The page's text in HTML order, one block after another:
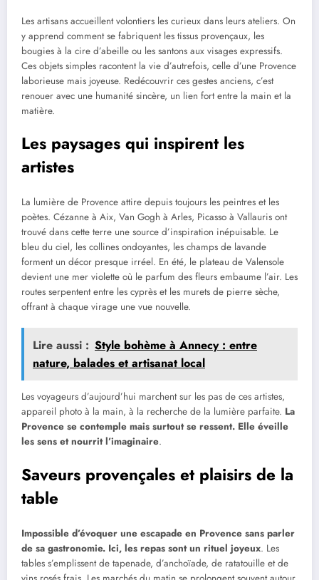
Les artisans accueillent volontiers les curieux dans leurs ateliers. On
y apprend comment se fabriquent les tissus provençaux, les
bougies à la cire d’abeille ou les santons aux visages expressifs.
Ces objets simples racontent la vie d’autrefois, celle d’une Provence
laborieuse mais joyeuse. Redécouvrir ces gestes anciens, c’est
renouer avec une humanité sincère, un lien fort entre la main et la
matière.
Les paysages qui inspirent les
artistes
La lumière de Provence attire depuis toujours les peintres et les
poètes. Cézanne à Aix, Van Gogh à Arles, Picasso à Vallauris ont
trouvé dans cette terre une source d’inspiration inépuisable. Le
bleu du ciel, les collines ondoyantes, les champs de lavande
forment un décor presque irréel. En été, le plateau de Valensole
devient une mer violette où le parfum des fleurs embaume l’air. Les
routes serpentent entre les cyprès et les murets de pierre sèche,
offrant à chaque virage une vue nouvelle.
Lire aussi : Style bohème à Annecy : entre
nature, balades et artisanat local
Les voyageurs d’aujourd’hui marchent sur les pas de ces artistes,
appareil photo à la main, à la recherche de la lumière parfaite. La
Provence se contemple mais surtout se ressent. Elle éveille
les sens et nourrit l’imaginaire.
Saveurs provençales et plaisirs de la
table
Impossible d’évoquer une escapade en Provence sans parler
de sa gastronomie. Ici, les repas sont un rituel joyeux. Les
tables s’emplissent de tapenade, d’anchoïade, de ratatouille et de